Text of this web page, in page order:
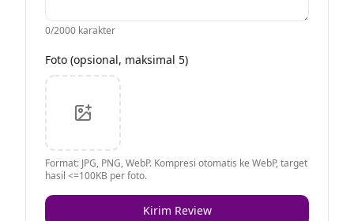
0/2000 karakter
Foto (opsional, maksimal 5)
Format: JPG, PNG, WebP. Kompresi otomatis ke WebP, target
hasil <=100KB per foto.
Kirim Review